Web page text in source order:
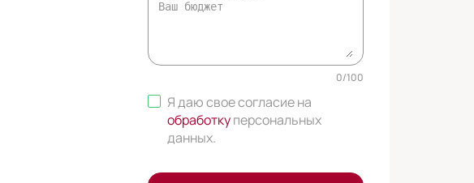
0/100
Я даю свое согласие на
обработкуперсональных
данных.